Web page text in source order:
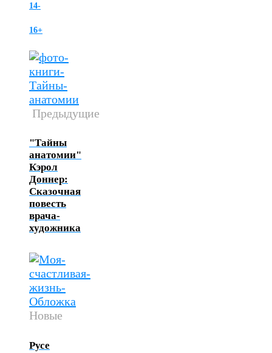
14-
16+
Предыдущие
"Тайны
анатомии"
Кэрол
Доннер:
Сказочная
повесть
врача-
художника
Новые
Русе